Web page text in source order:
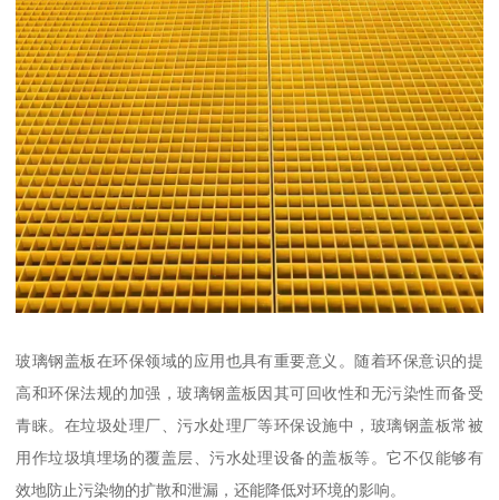
玻璃钢盖板在环保领域的应用也具有重要意义。随着环保意识的提
高和环保法规的加强，玻璃钢盖板因其可回收性和无污染性而备受
青睐。在垃圾处理厂、污水处理厂等环保设施中，玻璃钢盖板常被
用作垃圾填埋场的覆盖层、污水处理设备的盖板等。它不仅能够有
效地防止污染物的扩散和泄漏，还能降低对环境的影响。